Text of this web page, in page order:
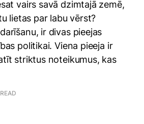
vairs savā dzimtajā zemē,
lietas par labu vērst?
ir divas pieejas
politikai. Viena pieeja ir
striktus noteikumus, kas